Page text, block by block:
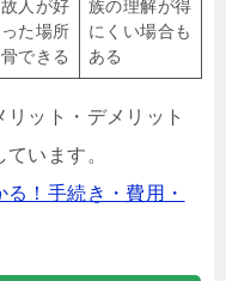
人が好
た場所
できる
族の理解が得
にくい場合も
ある
ット・デメリット
います。
！手続き・費用・